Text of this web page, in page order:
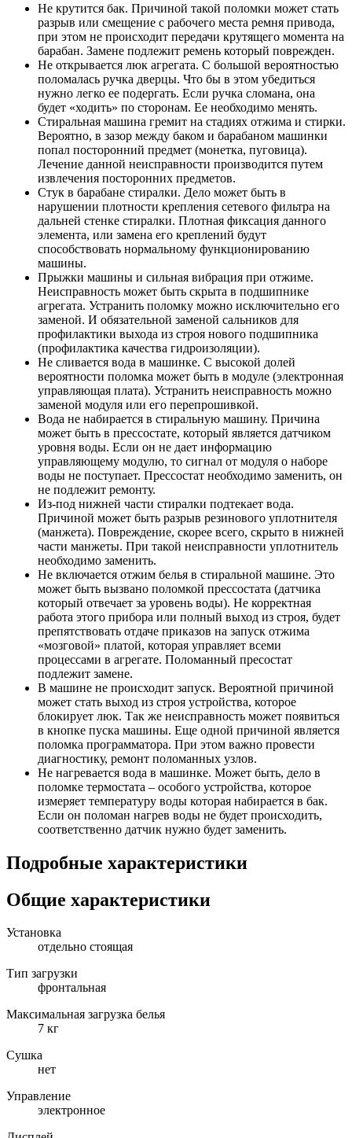
Не крутится бак. Причиной такой поломки может стать
разрыв или смещение с рабочего места ремня привода,
при этом не происходит передачи крутящего момента на
барабан. Замене подлежит ремень который поврежден.
Не открывается люк агрегата. С большой вероятностью
поломалась ручка дверцы. Что бы в этом убедиться
нужно легко ее подергать. Если ручка сломана, она
будет «ходить» по сторонам. Ее необходимо менять.
Стиральная машина гремит на стадиях отжима и стирки.
Вероятно, в зазор между баком и барабаном машинки
попал посторонний предмет (монетка, пуговица).
Лечение данной неисправности производится путем
извлечения посторонних предметов.
Стук в барабане стиралки. Дело может быть в
нарушении плотности крепления сетевого фильтра на
дальней стенке стиралки. Плотная фиксация данного
элемента, или замена его креплений будут
способствовать нормальному функционированию
машины.
Прыжки машины и сильная вибрация при отжиме.
Неисправность может быть скрыта в подшипнике
агрегата. Устранить поломку можно исключительно его
заменой. И обязательной заменой сальников для
профилактики выхода из строя нового подшипника
(профилактика качества гидроизоляции).
Не сливается вода в машинке. С высокой долей
вероятности поломка может быть в модуле (электронная
управляющая плата). Устранить неисправность можно
заменой модуля или его перепрошивкой.
Вода не набирается в стиральную машину. Причина
может быть в прессостате, который является датчиком
уровня воды. Если он не дает информацию
управляющему модулю, то сигнал от модуля о наборе
воды не поступает. Прессостат необходимо заменить, он
не подлежит ремонту.
Из-под нижней части стиралки подтекает вода.
Причиной может быть разрыв резинового уплотнителя
(манжета). Повреждение, скорее всего, скрыто в нижней
части манжеты. При такой неисправности уплотнитель
необходимо заменить.
Не включается отжим белья в стиральной машине. Это
может быть вызвано поломкой прессостата (датчика
который отвечает за уровень воды). Не корректная
работа этого прибора или полный выход из строя, будет
препятствовать отдаче приказов на запуск отжима
«мозговой» платой, которая управляет всеми
процессами в агрегате. Поломанный пресостат
подлежит замене.
В машине не происходит запуск. Вероятной причиной
может стать выход из строя устройства, которое
блокирует люк. Так же неисправность может появиться
в кнопке пуска машины. Еще одной причиной является
поломка программатора. При этом важно провести
диагностику, ремонт поломанных узлов.
Не нагревается вода в машинке. Может быть, дело в
поломке термостата – особого устройства, которое
измеряет температуру воды которая набирается в бак.
Если он поломан нагрев воды не будет происходить,
соответственно датчик нужно будет заменить.
Подробные характеристики
Общие характеристики
Установка
отдельно стоящая
Тип загрузки
фронтальная
Максимальная загрузка белья
7 кг
Сушка
нет
Управление
электронное